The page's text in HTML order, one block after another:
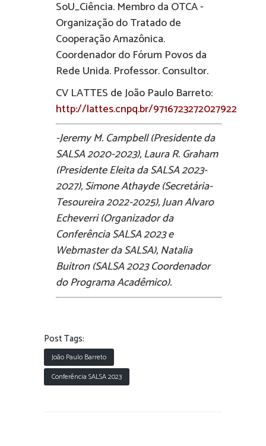
SoU_Ciência. Membro da OTCA -
Organização do Tratado de
Cooperação Amazônica.
Coordenador do Fórum Povos da
Rede Unida. Professor. Consultor.
CV LATTES de João Paulo Barreto:
http://lattes.cnpq.br/9716723272027922
-Jeremy M. Campbell (Presidente da
SALSA 2020-2023), Laura R. Graham
(Presidente Eleita da SALSA 2023-
2027), Simone Athayde (Secretária-
Tesoureira 2022-2025), Juan Alvaro
Echeverri (Organizador da
Conferência SALSA 2023 e
Webmaster da SALSA), Natalia
Buitron (SALSA 2023 Coordenador
do Programa Acadêmico).
Post Tags:
João Paulo Barreto
Conferência SALSA 2023